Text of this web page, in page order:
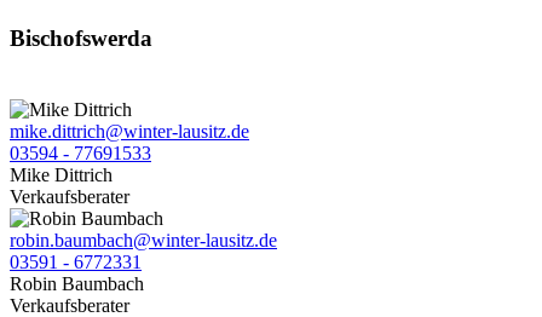
Bischofswerda
mike.dittrich@winter-lausitz.de
03594 - 77691533
Mike Dittrich
Verkaufsberater
robin.baumbach@winter-lausitz.de
03591 - 6772331
Robin Baumbach
Verkaufsberater